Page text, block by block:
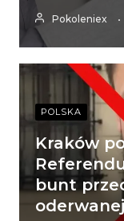
Pokoleniex
POLSKA
Kraków
bunt